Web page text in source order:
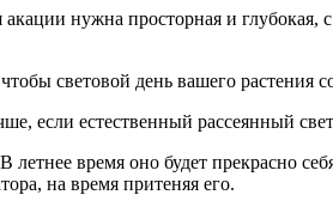
акации нужна просторная и
световой день вашего растения
если естественный рассеянный
время оно будет прекрасно
на время притеняя его.